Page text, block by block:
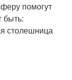
помогут
быть:
столешница